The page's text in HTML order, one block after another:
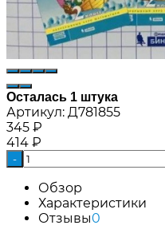
Осталась 1 штука
Артикул: Д781855
345 ₽
414 ₽
-
Обзор
Характеристики
Отзывы0